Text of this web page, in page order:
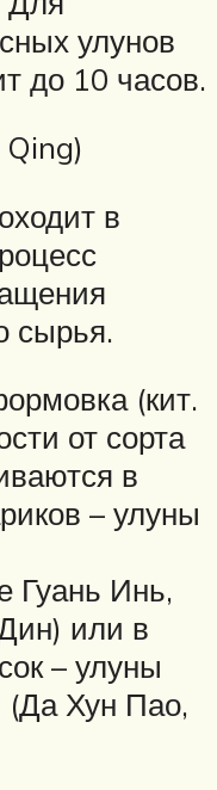
улунов
до 10 часов.
в
сырья.
(кит.
от сорта
в
– улуны
Гуань Инь,
или в
– улуны
(Да Хун Пао,